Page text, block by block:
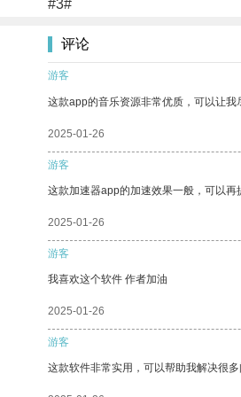
#3#
评论
游客
这款app的音乐资源非常优质，可以让我
2025-01-26
游客
这款加速器app的加速效果一般，可以再
2025-01-26
游客
我喜欢这个软件 作者加油
2025-01-26
游客
这款软件非常实用，可以帮助我解决很多